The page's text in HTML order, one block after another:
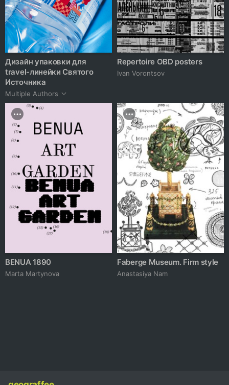
Дизайн упаковки для
travel-линейки Святого
Источника
Multiple Authors
Repertoire OBD posters
Ivan Vorontsov
BENUA 1890
Marta Martynova
Faberge Museum. Firm style
Anastasiya Nam